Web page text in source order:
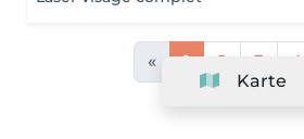
« 1 2 3 4
Karte